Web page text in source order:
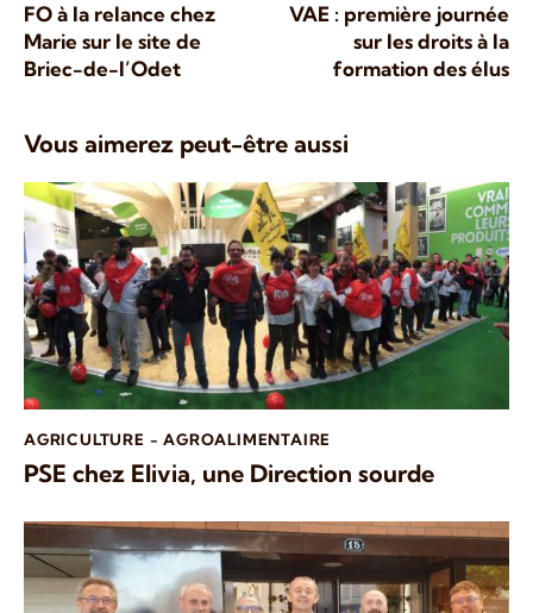
FO à la relance chez
Marie sur le site de
Briec-de-l’Odet
VAE : première journée
sur les droits à la
formation des élus
Vous aimerez peut-être aussi
AGRICULTURE - AGROALIMENTAIRE
PSE chez Elivia, une Direction sourde